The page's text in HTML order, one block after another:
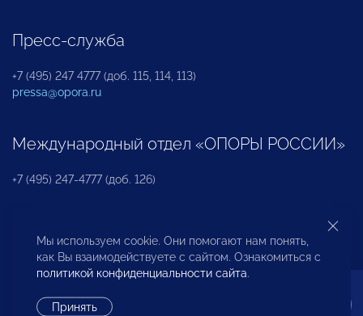
Пресс-служба
+7 (495) 247 4777 (доб. 115, 114, 113)
pressa@opora.ru
Международный отдел «ОПОРЫ РОССИИ»
+7 (495) 247-4777 (доб. 126)
Бюро по защите прав предпринимателей и
инвесторов
Мы используем cookie. Они помогают нам понять,
как Вы взаимодействуете с сайтом. Ознакомиться с
политикой конфиденциальности сайта.
Принять